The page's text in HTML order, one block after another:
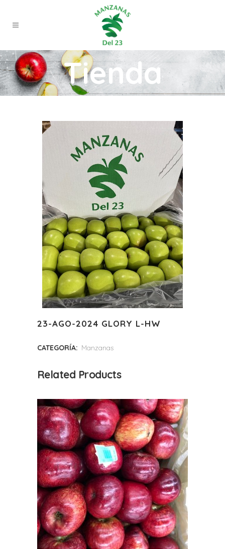
Tienda
23-AGO-2024 GLORY L-HW
CATEGORÍA: Manzanas
Related Products